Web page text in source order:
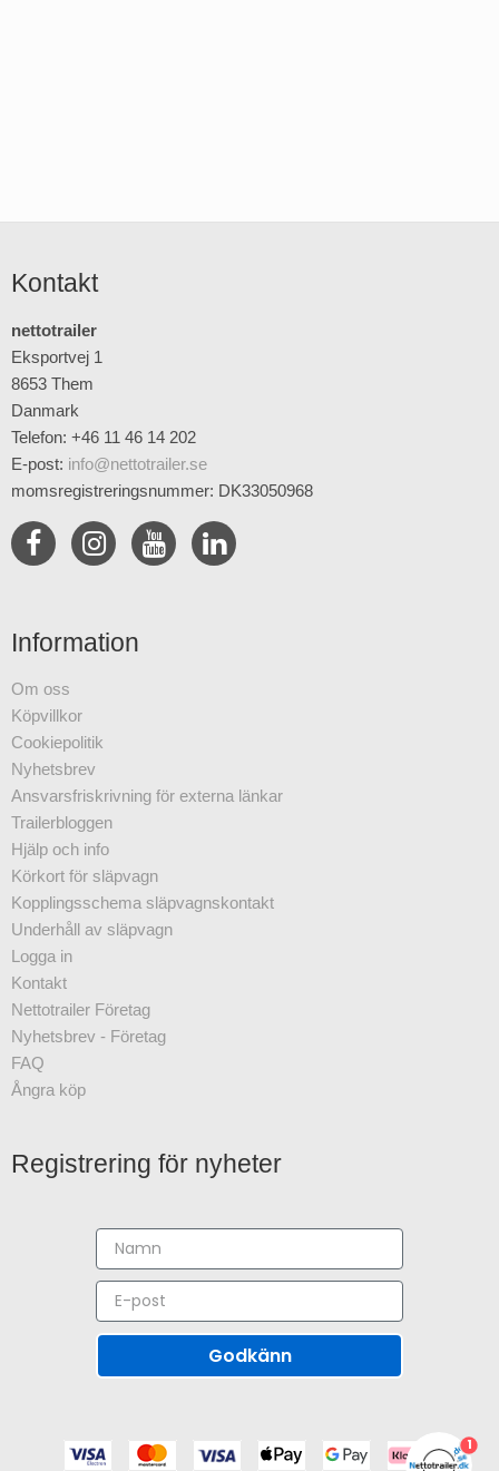
Kontakt
nettotrailer
Eksportvej 1
8653 Them
Danmark
Telefon: +46 11 46 14 202
E-post: info@nettotrailer.se
momsregistreringsnummer: DK33050968
Information
Om oss
Köpvillkor
Cookiepolitik
Nyhetsbrev
Ansvarsfriskrivning för externa länkar
Trailerbloggen
Hjälp och info
Körkort för släpvagn
Kopplingsschema släpvagnskontakt
Underhåll av släpvagn
Logga in
Kontakt
Nettotrailer Företag
Nyhetsbrev - Företag
FAQ
Ångra köp
Registrering för nyheter
Godkänn
1